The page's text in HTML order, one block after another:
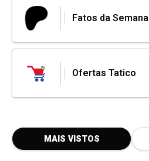
Fatos da Semana
Ofertas Tatico
MAIS VISTOS